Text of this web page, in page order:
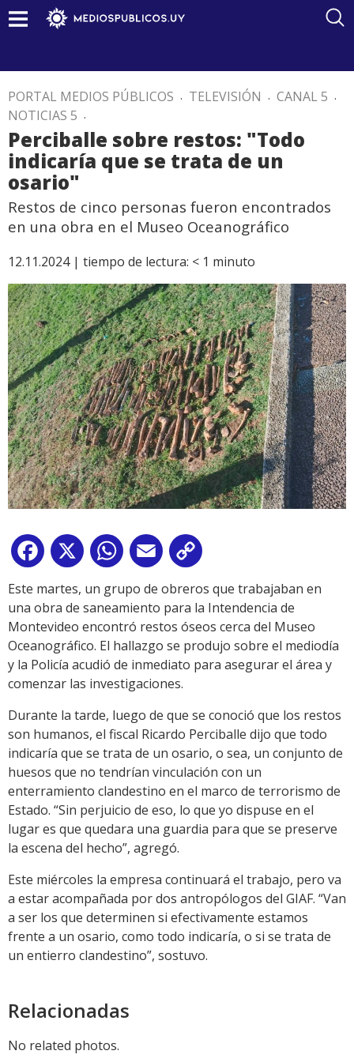
PORTAL MEDIOS PÚBLICOS . TELEVISIÓN . CANAL 5 .
NOTICIAS 5 .
Perciballe sobre restos: "Todo
indicaría que se trata de un
osario"
Restos de cinco personas fueron encontrados
en una obra en el Museo Oceanográfico
12.11.2024 | tiempo de lectura: < 1 minuto
Facebook
X WhatsApp
Email
Link
Este martes, un grupo de obreros que trabajaban en
una obra de saneamiento para la Intendencia de
Montevideo encontró restos óseos cerca del Museo
Oceanográfico. El hallazgo se produjo sobre el mediodía
y la Policía acudió de inmediato para asegurar el área y
comenzar las investigaciones.
Durante la tarde, luego de que se conoció que los restos
son humanos, el fiscal Ricardo Perciballe dijo que todo
indicaría que se trata de un osario, o sea, un conjunto de
huesos que no tendrían vinculación con un
enterramiento clandestino en el marco de terrorismo de
Estado. “Sin perjuicio de eso, lo que yo dispuse en el
lugar es que quedara una guardia para que se preserve
la escena del hecho”, agregó.
Este miércoles la empresa continuará el trabajo, pero va
a estar acompañada por dos antropólogos del GIAF. “Van
a ser los que determinen si efectivamente estamos
frente a un osario, como todo indicaría, o si se trata de
un entierro clandestino”, sostuvo.
Relacionadas
No related photos.